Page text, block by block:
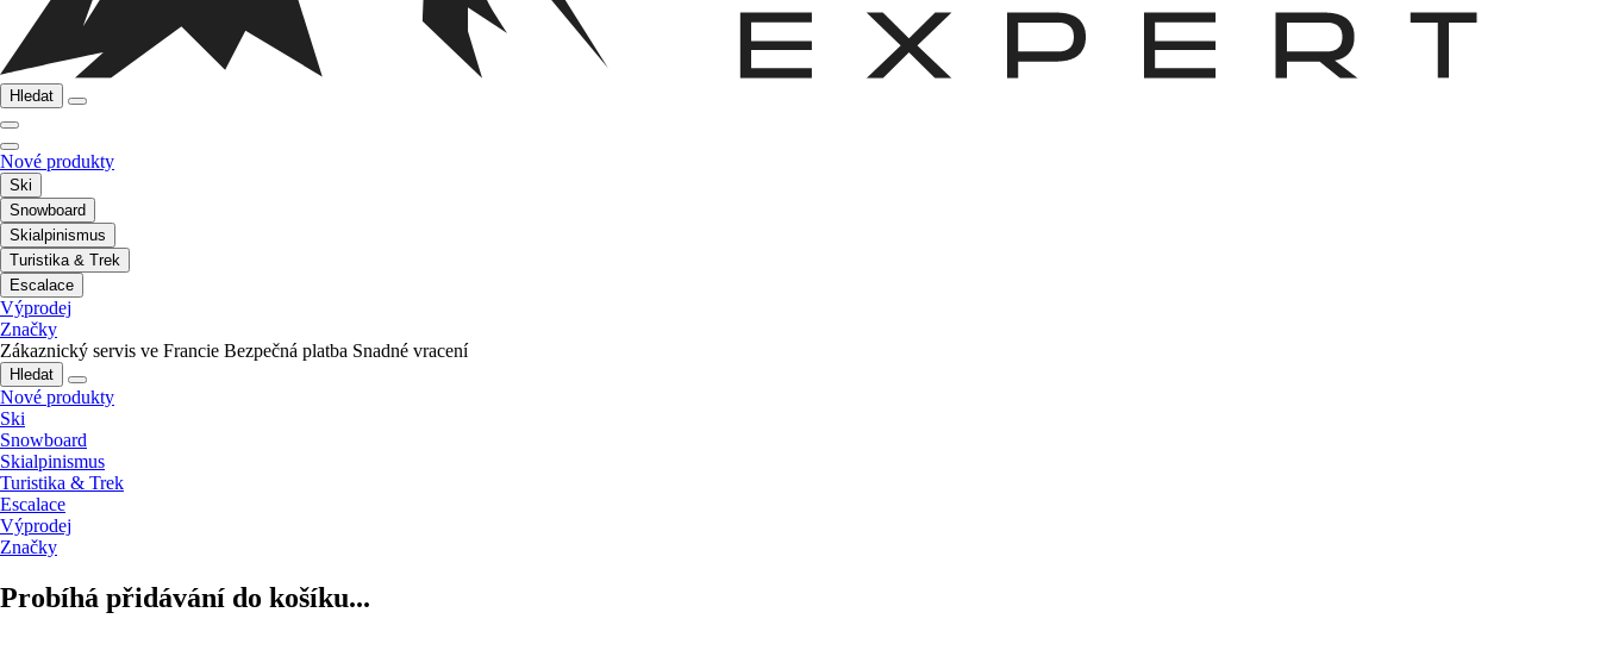
Hledat
Nové produkty
Ski
Snowboard
Skialpinismus
Turistika & Trek
Escalace
Výprodej
Značky
Zákaznický servis ve Francie Bezpečná platba Snadné vracení
Hledat
Nové produkty
Ski
Snowboard
Skialpinismus
Turistika & Trek
Escalace
Výprodej
Značky
Probíhá přidávání do košíku...